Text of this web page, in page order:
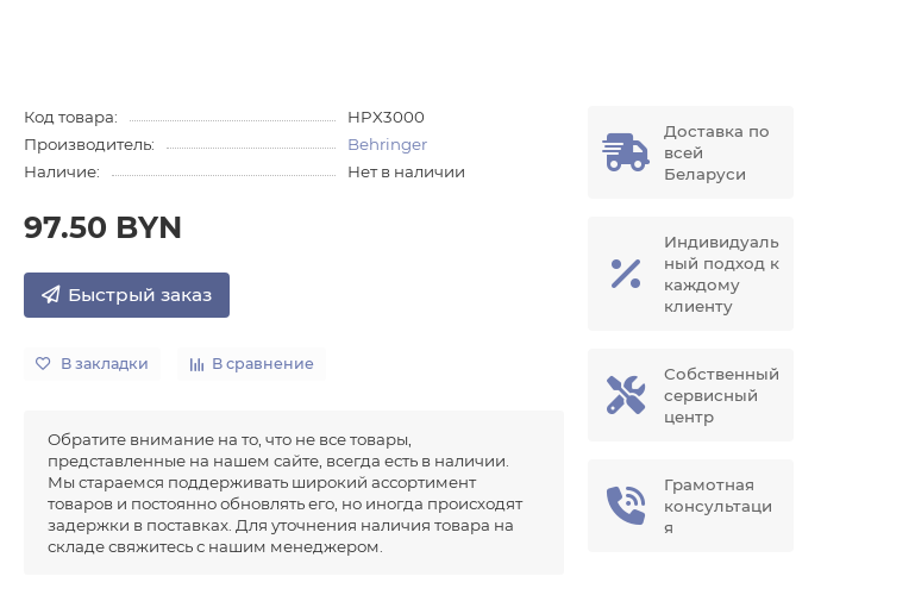
Код товара:
HPX3000
Производитель:
Behringer
Наличие:
Нет в наличии
97.50 BYN
Быстрый заказ
В закладки В сравнение
Обратите внимание на то, что не все товары,
представленные на нашем сайте, всегда есть в наличии.
Мы стараемся поддерживать широкий ассортимент
товаров и постоянно обновлять его, но иногда происходят
задержки в поставках. Для уточнения наличия товара на
складе свяжитесь с нашим менеджером.
Доставка по
всей
Беларуси
Индивидуаль
ный подход к
каждому
клиенту
Собственный
сервисный
центр
Грамотная
консультаци
я